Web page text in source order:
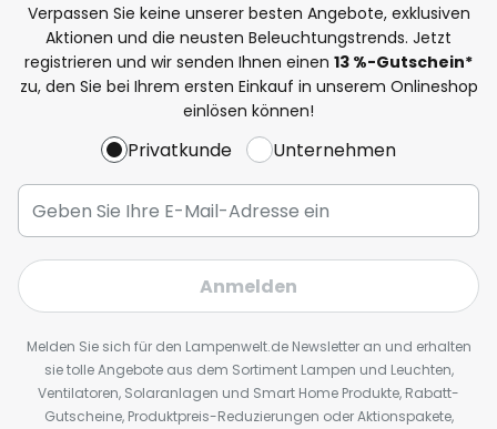
Verpassen Sie keine unserer besten Angebote, exklusiven
Aktionen und die neusten Beleuchtungstrends. Jetzt
registrieren und wir senden Ihnen einen 13 %-Gutschein*
zu, den Sie bei Ihrem ersten Einkauf in unserem Onlineshop
einlösen können!
Privatkunde Unternehmen
Anmelden
Melden Sie sich für den Lampenwelt.de Newsletter an und erhalten
sie tolle Angebote aus dem Sortiment Lampen und Leuchten,
Ventilatoren, Solaranlagen und Smart Home Produkte, Rabatt-
Gutscheine, Produktpreis-Reduzierungen oder Aktionspakete,